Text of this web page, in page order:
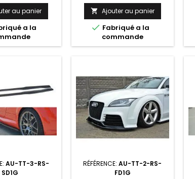
au panier
a la
 Ajouter au panier
 Fabriqué a la
commande
AU-TT-3-RS-
SD1G
RÉFÉRENCE:AU-TT-2-RS-
FD1G